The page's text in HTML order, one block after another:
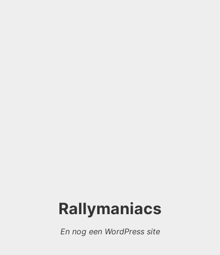
Rallymaniacs
En nog een WordPress site